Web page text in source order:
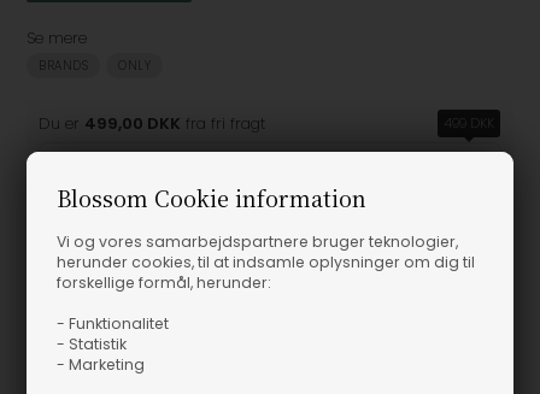
Blossom Cookie information
Vi og vores samarbejdspartnere bruger teknologier,
herunder cookies, til at indsamle oplysninger om dig til
forskellige formål, herunder:
- Funktionalitet
- Statistik
- Marketing
Se mere
BRANDS ONLY
Du er 499,00 DKK fra fri fragt 499 DKK
Produktinformation
Only - ONLChigo Life Pleat Top - Black